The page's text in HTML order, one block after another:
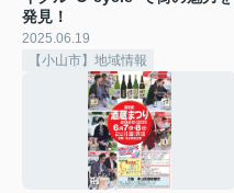
発見！
2025.06.19
【小山市】地域情報